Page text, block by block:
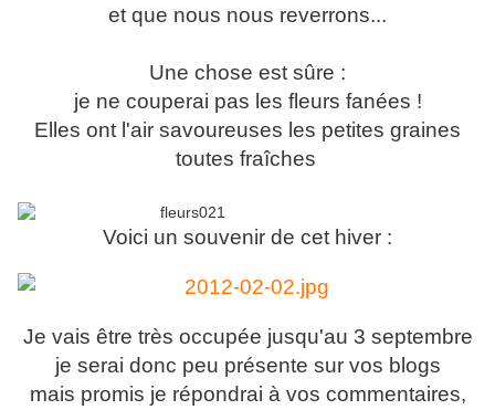
et que nous nous reverrons...
Une chose est sûre :
je ne couperai pas les fleurs fanées !
Elles ont l'air savoureuses les petites graines
toutes fraîches
Voici un souvenir de cet hiver :
Je vais être très occupée jusqu'au 3 septembre
je serai donc peu présente sur vos blogs
mais promis je répondrai à vos commentaires,